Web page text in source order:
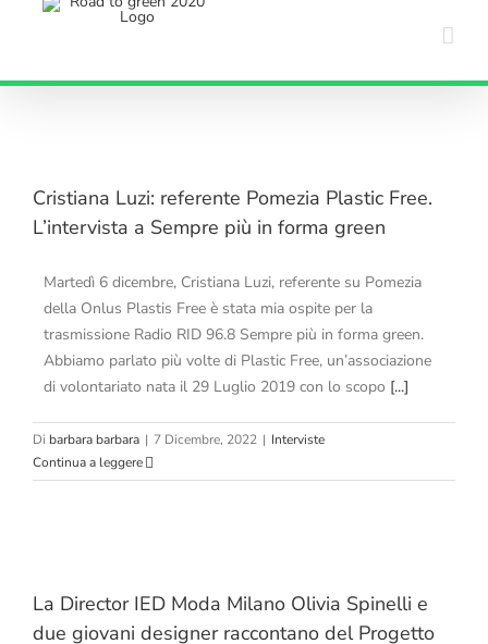
Cristiana Luzi: referente Pomezia Plastic Free.
L’intervista a Sempre più in forma green
Martedì 6 dicembre, Cristiana Luzi, referente su Pomezia
della Onlus Plastis Free è stata mia ospite per la
trasmissione Radio RID 96.8 Sempre più in forma green.
Abbiamo parlato più volte di Plastic Free, un’associazione
di volontariato nata il 29 Luglio 2019 con lo scopo [...]
Di barbara barbara | 7 Dicembre, 2022 | Interviste
Continua a leggere
La Director IED Moda Milano Olivia Spinelli e
due giovani designer raccontano del Progetto